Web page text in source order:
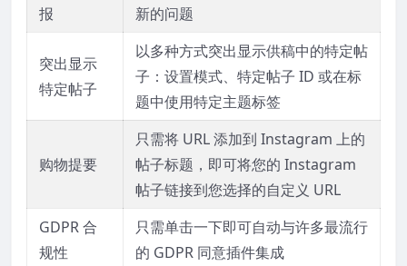
报
新的问题
突出显示
特定帖子
以多种方式突出显示供稿中的特定帖
子：设置模式、特定帖子 ID 或在标
题中使用特定主题标签
购物提要
只需将 URL 添加到 Instagram 上的
帖子标题，即可将您的 Instagram
帖子链接到您选择的自定义 URL
GDPR 合
规性
只需单击一下即可自动与许多最流行
的 GDPR 同意插件集成